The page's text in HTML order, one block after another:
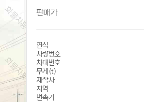
판매가
연식
차량번호
차대번호
무게(t)
제작사
지역
변속기